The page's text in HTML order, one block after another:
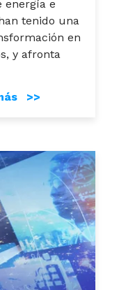
energía e
tenido una
en
y afronta
>>